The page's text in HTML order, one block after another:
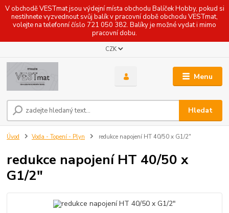
V obchodě VESTmat jsou výdejní místa obchodu Balíček Hobby, pokud si
nestihnete vyzvednout svůj balík v pracovní době obchodu VESTmat,
volejte na telefonní číslo 721 050 382. Balíky je možné vydat i mimo
pracovní dobu.
Menu
CZK
Hledat
Úvod Voda - Topení - Plyn redukce napojení HT 40/50 x G1/2"
redukce napojení HT 40/50 x
G1/2"